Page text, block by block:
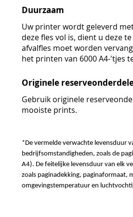
Duurzaam
Uw printer wordt geleverd
deze fles vol is, dient u deze
afvalfles moet worden
het printen van 6000 A4-'tjes
Originele
Gebruik originele
mooiste prints.
*De vermelde verwachte levensduur
bedrijfsomstandigheden, zoals de
A4). De feitelijke levensduur van elk
zoals paginadekking, paginaformaat,
omgevingstemperatuur en